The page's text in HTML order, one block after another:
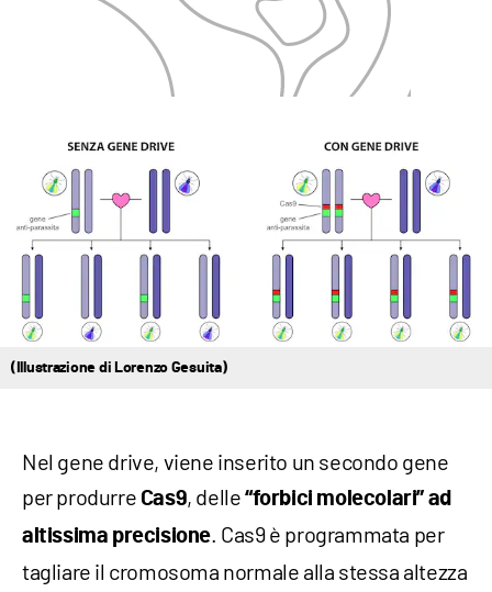
(Illustrazione di Lorenzo Gesuita)
Nel gene drive, viene inserito un secondo gene
per produrre Cas9, delle“forbici molecolari” ad
altissima precisione. Cas9 è programmata per
tagliare il cromosoma normale alla stessa altezza